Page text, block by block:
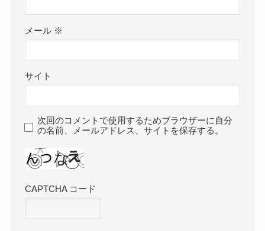
メール ※
サイト
次回のコメントで使用するためブラウザーに自分
の名前、メールアドレス、サイトを保存する。
CAPTCHA コード